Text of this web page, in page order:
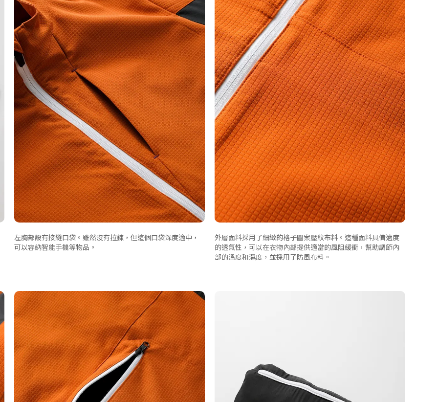
左胸部設有接縫口袋。雖然沒有拉鍊，但這個口袋深度適中，
可以容納智能手機等物品。
外層面料採用了細緻的格子圖案壓紋布料。這種面料具備適度
的透氣性，可以在衣物內部提供適當的風阻緩衝，幫助調節內
部的溫度和濕度，並採用了防風布料。